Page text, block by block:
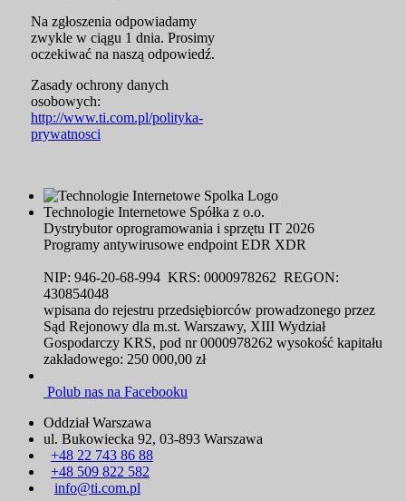
Na zgłoszenia odpowiadamy
zwykle w ciągu 1 dnia. Prosimy
oczekiwać na naszą odpowiedź.
Zasady ochrony danych
osobowych:
http://www.ti.com.pl/polityka-
prywatnosci
Technologie Internetowe Spółka z o.o.
Dystrybutor oprogramowania i sprzętu IT 2026
Programy antywirusowe endpoint EDR XDR
NIP: 946-20-68-994 KRS: 0000978262 REGON:
430854048
wpisana do rejestru przedsiębiorców prowadzonego przez
Sąd Rejonowy dla m.st. Warszawy, XIII Wydział
Gospodarczy KRS, pod nr 0000978262 wysokość kapitału
zakładowego: 250 000,00 zł
Polub nas na Facebooku
Oddział Warszawa
ul. Bukowiecka 92, 03-893 Warszawa
+48 22 743 86 88
+48 509 822 582
info@ti.com.pl